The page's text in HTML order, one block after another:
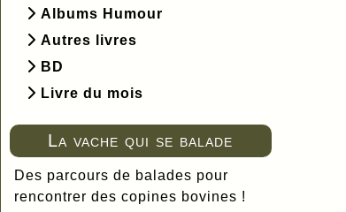
Albums Humour
Autres livres
BD
Livre du mois
La vache qui se balade
Des parcours de balades pour
rencontrer des copines bovines !